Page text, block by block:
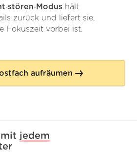
hält
zurück und liefert sie,
Fokuszeit vorbei ist.
aufräumen
jedem